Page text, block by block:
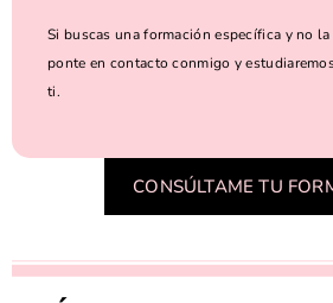
Si buscas una formación específica y no
ponte en contacto conmigo y
ti.
CONSÚLTAME TU